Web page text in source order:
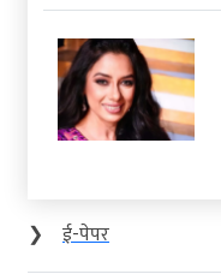
❯
ई-पेपर